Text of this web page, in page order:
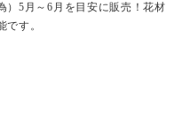
）5月～6月を目安に販売！花材
す。